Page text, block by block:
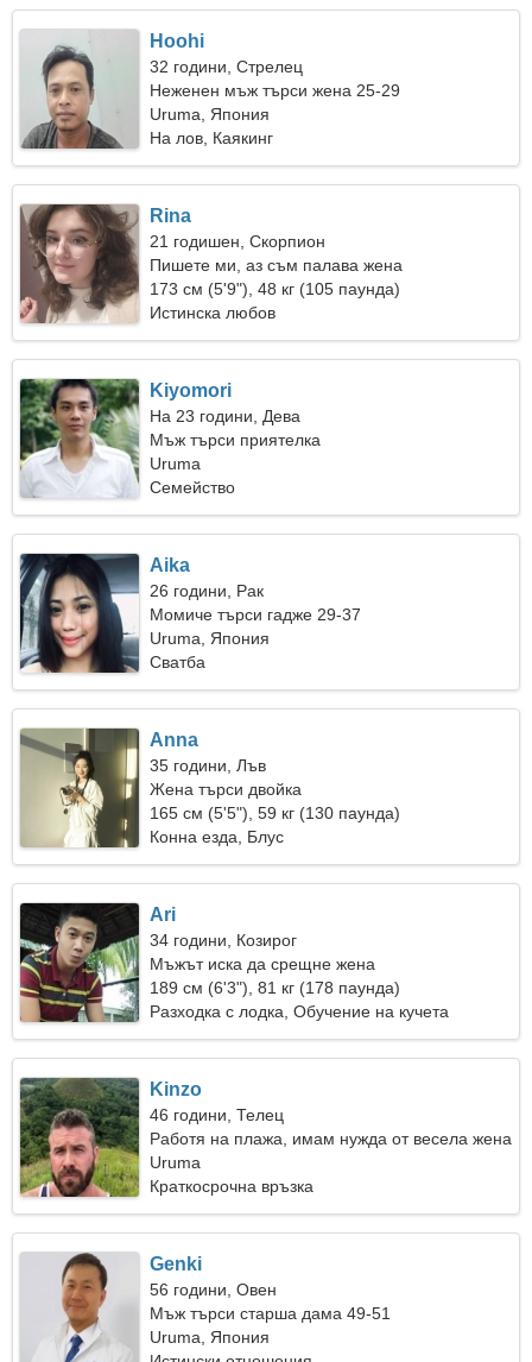
Hoohi
32 години, Стрелец
Неженен мъж търси жена 25-29
Uruma, Япония
На лов, Каякинг
Rina
21 годишен, Скорпион
Пишете ми, аз съм палава жена
173 см (5'9"), 48 кг (105 паунда)
Истинска любов
Kiyomori
На 23 години, Дева
Мъж търси приятелка
Uruma
Семейство
Aika
26 години, Рак
Момиче търси гадже 29-37
Uruma, Япония
Сватба
Anna
35 години, Лъв
Жена търси двойка
165 см (5'5"), 59 кг (130 паунда)
Конна езда, Блус
Ari
34 години, Козирог
Мъжът иска да срещне жена
189 см (6'3"), 81 кг (178 паунда)
Разходка с лодка, Обучение на кучета
Kinzo
46 години, Телец
Работя на плажа, имам нужда от весела жена
Uruma
Краткосрочна връзка
Genki
56 години, Овен
Мъж търси старша дама 49-51
Uruma, Япония